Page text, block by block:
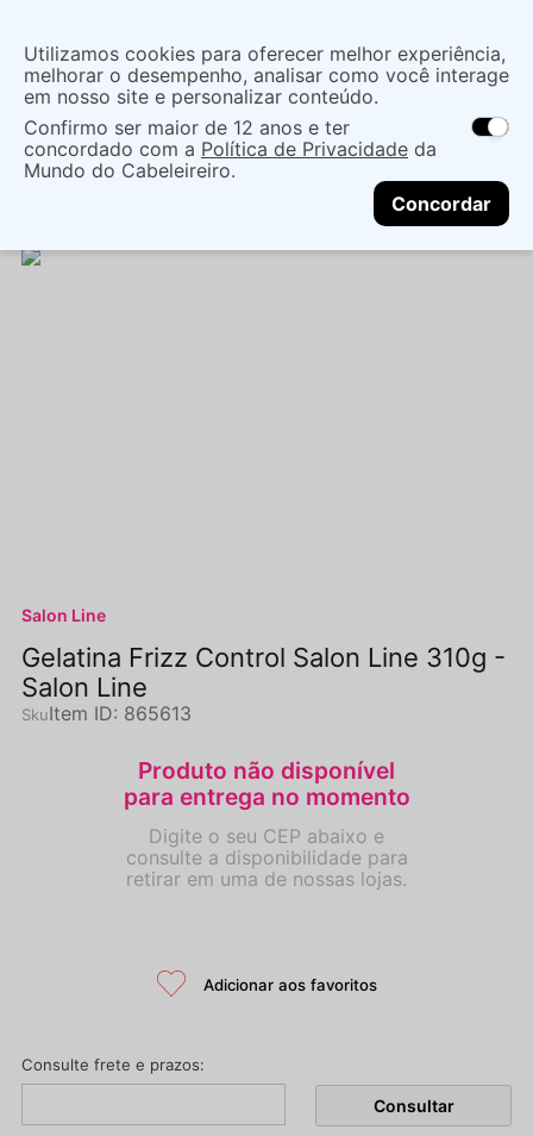
localização
As ofertas e opções de entrega variam de
acordo com a região.Não sei meu CEP
CONTINUAR
O que você procura?
Cabelo Marcas Tradicionais
Finalizadores
GELATINA FRIZZ CONTROL SALON LINE 310G -
Salon Line
Gelatina Frizz Control Salon Line 310g -
Salon Line
Item ID: 865613
Utilizamos cookies para oferecer melhor experiência,
melhorar o desempenho, analisar como você interage
em nosso site e personalizar conteúdo.
Confirmo ser maior de 12 anos e ter
concordado com a Política de Privacidade da
Mundo do Cabeleireiro.
Concordar